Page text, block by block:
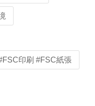
印刷 #FSC紙張